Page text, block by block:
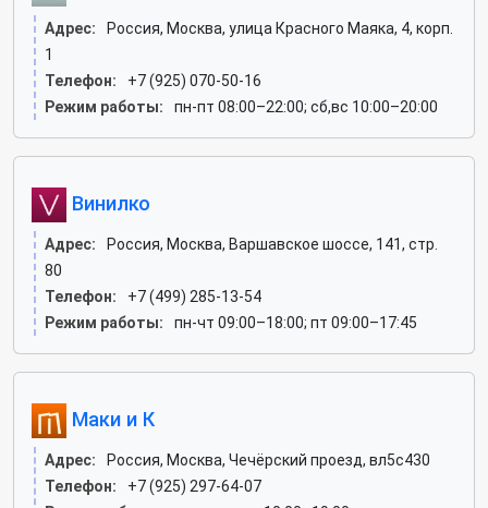
Адрес:
Россия, Москва, улица Красного Маяка, 4, корп.
1
Телефон:
+7 (925) 070-50-16
Режим работы:
пн-пт 08:00–22:00; сб,вс 10:00–20:00
Винилко
Адрес:
Россия, Москва, Варшавское шоссе, 141, стр.
80
Телефон:
+7 (499) 285-13-54
Режим работы:
пн-чт 09:00–18:00; пт 09:00–17:45
Маки и К
Адрес:
Россия, Москва, Чечёрский проезд, вл5с430
Телефон:
+7 (925) 297-64-07